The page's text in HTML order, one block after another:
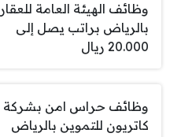
وظائف الهيئة العامة للعقار
بالرياض براتب يصل إلى
20.000 ريال
وظائف حراس امن بشركة
كاتريون للتموين بالرياض